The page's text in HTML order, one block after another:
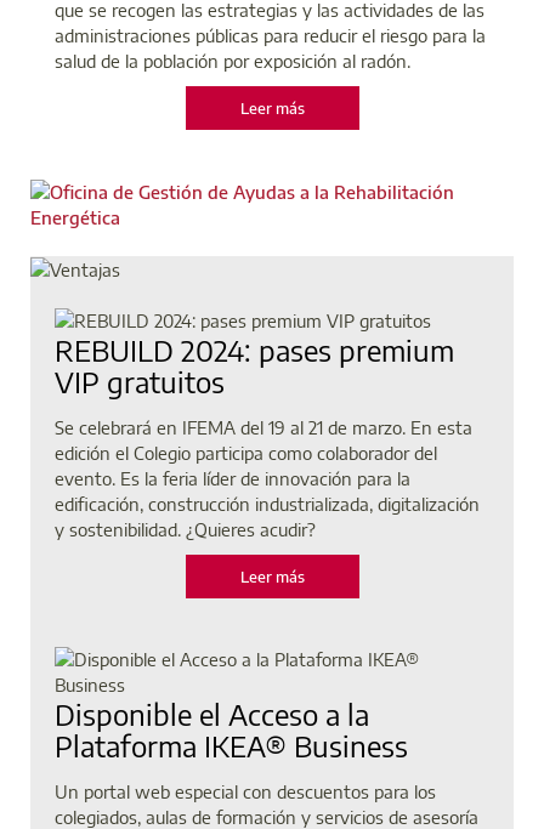
que se recogen las estrategias y las actividades de las
administraciones públicas para reducir el riesgo para la
salud de la población por exposición al radón.
Leer más
REBUILD 2024: pases premium
VIP gratuitos
Se celebrará en IFEMA del 19 al 21 de marzo. En esta
edición el Colegio participa como colaborador del
evento. Es la feria líder de innovación para la
edificación, construcción industrializada, digitalización
y sostenibilidad. ¿Quieres acudir?
Leer más
Disponible el Acceso a la
Plataforma IKEA® Business
Un portal web especial con descuentos para los
colegiados, aulas de formación y servicios de asesoría